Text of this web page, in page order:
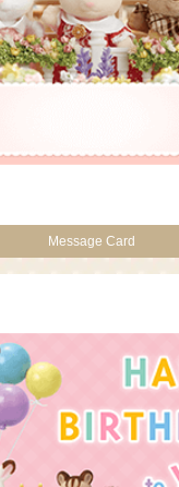
Message Card